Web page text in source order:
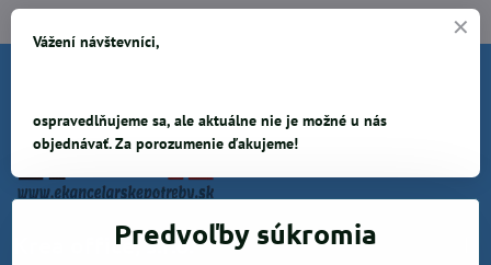
Krea office, s.r.o.Predvoľby súkromia
Vážení návštevníci,
ospravedlňujeme sa, ale aktuálne nie je možné u nás
objednávať. Za porozumenie ďakujeme!